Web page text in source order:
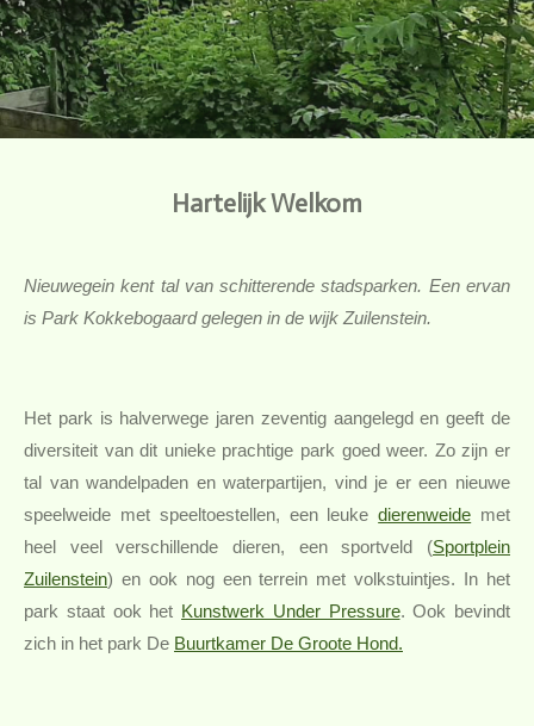
Hartelijk Welkom
Nieuwegein kent tal van schitterende stadsparken. Een ervan
is Park Kokkebogaard gelegen in de wijk Zuilenstein.
Het park is halverwege jaren zeventig aangelegd en geeft de
diversiteit van dit unieke prachtige park goed weer. Zo zijn er
tal van wandelpaden en waterpartijen, vind je er een nieuwe
speelweide met speeltoestellen, een leuke dierenweide met
heel veel verschillende dieren, een sportveld (Sportplein
Zuilenstein) en ook nog een terrein met volkstuintjes. In het
park staat ook het Kunstwerk Under Pressure. Ook bevindt
zich in het park De Buurtkamer De Groote Hond.